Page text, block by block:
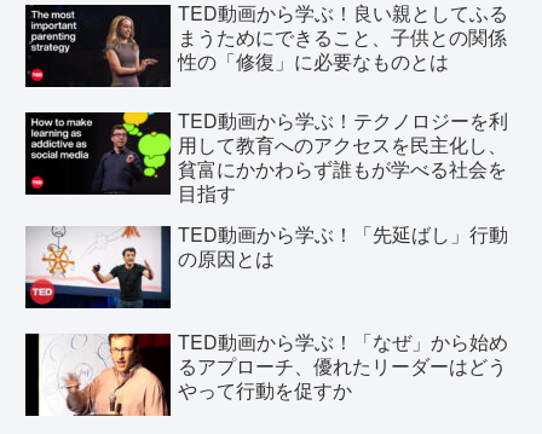
TED動画から学ぶ！良い親としてふる
まうためにできること、子供との関係
性の「修復」に必要なものとは
TED動画から学ぶ！テクノロジーを利
用して教育へのアクセスを民主化し、
貧富にかかわらず誰もが学べる社会を
目指す
TED動画から学ぶ！「先延ばし」行動
の原因とは
TED動画から学ぶ！「なぜ」から始め
るアプローチ、優れたリーダーはどう
やって行動を促すか